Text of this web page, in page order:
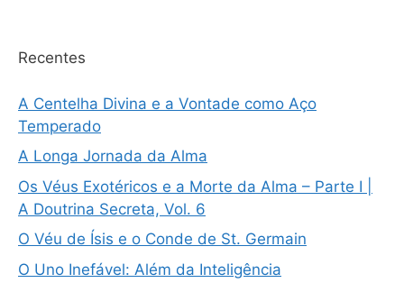
Recentes
A Centelha Divina e a Vontade como Aço
Temperado
A Longa Jornada da Alma
Os Véus Exotéricos e a Morte da Alma – Parte I |
A Doutrina Secreta, Vol. 6
O Véu de Ísis e o Conde de St. Germain
O Uno Inefável: Além da Inteligência